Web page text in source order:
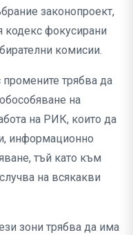
законопроект,
фокусирани
комисии.
трябва да
на
на РИК, които да
информационно
тъй като към
на всякакви
зони трябва да има